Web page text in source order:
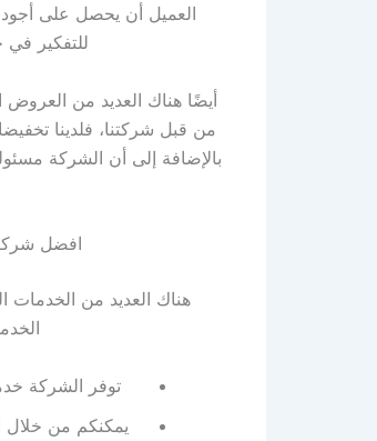
العميل أن يحصل على
للتفكير في
أيضًا هناك العديد من
من قبل شركتنا، فلدينا
بالإضافة إلى أن الشركة
افضل
هناك العديد من الخدمات
توفر الشركة
يمكنكم من